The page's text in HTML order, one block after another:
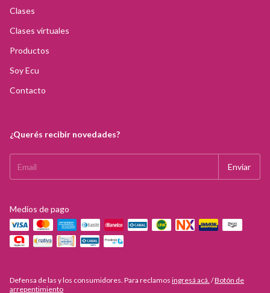
Clases
Clases virtuales
Productos
Soy Ecu
Contacto
¿Querés recibir novedades?
Medios de pago
Defensa de las y los consumidores. Para reclamos ingresá acá. /Botón de
arrepentimiento